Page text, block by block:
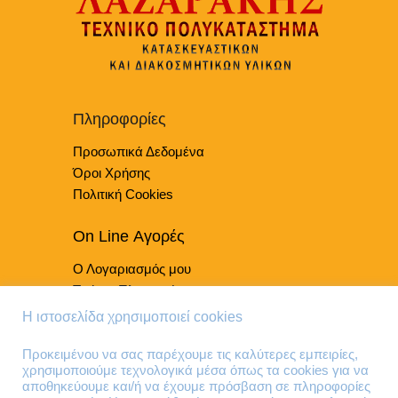
Οι
επιλογές
μπορούν
Πληροφορίες
Προσωπικά Δεδομένα
Όροι Χρήσης
Πολιτική Cookies
On Line Αγορές
Ο Λογαριασμός μου
Τρόποι Πληρωμής
Τρόποι Παράδοσης
Τηλέφωνα Επικοινωνίας
Η ιστοσελίδα χρησιμοποιεί cookies
Προκειμένου να σας παρέχουμε τις καλύτερες εμπειρίες,
χρησιμοποιούμε τεχνολογικά μέσα όπως τα cookies για να
αποθηκεύουμε και/ή να έχουμε πρόσβαση σε πληροφορίες